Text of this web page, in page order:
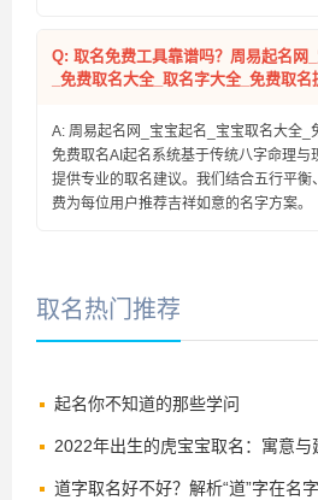
Q: 取名免费工具靠谱吗？周易起名网
_免费取名大全_取名字大全_免费取名
A: 周易起名网_宝宝起名_宝宝取名大全_
免费取名AI起名系统基于传统八字命理与
提供专业的取名建议。我们结合五行平
费为每位用户推荐吉祥如意的名字方案。
取名热门推荐
起名你不知道的那些学问
2022年出生的虎宝宝取名：寓意与
道字取名好不好？解析“道”字在名